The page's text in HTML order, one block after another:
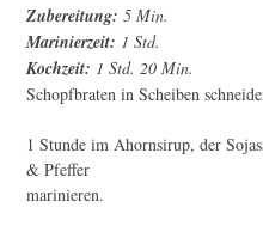
Zubereitung: 5 Min.
Marinierzeit: 1 Std.
Kochzeit: 1 Std. 20 Min.
Schopfbraten in Scheiben
1 Stunde im Ahornsirup, der
& Pfeffer
marinieren.